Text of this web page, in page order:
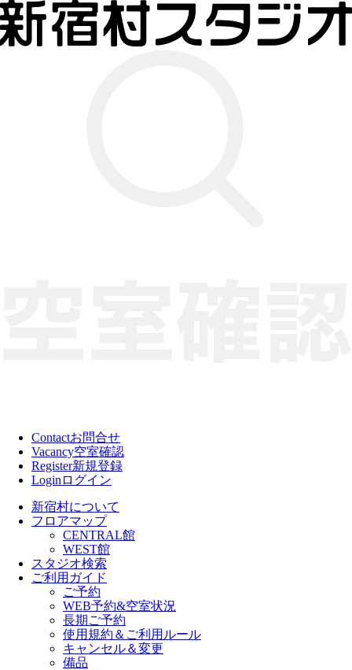
Contactお問合せ
Vacancy空室確認
Register新規登録
Login ログイン
新宿村について
フロアマップ
CENTRAL館
WEST館
スタジオ検索
ご利用ガイド
ご予約
WEB予約&空室状況
長期ご予約
使用規約＆ご利用ルール
キャンセル＆変更
備品